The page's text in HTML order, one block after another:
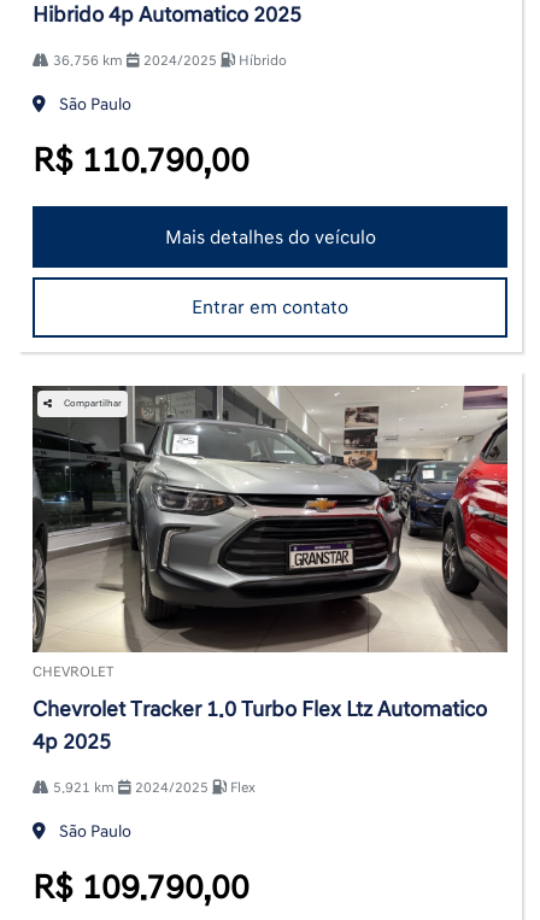
Hibrido 4p Automatico 2025
36.756 km 2024/2025 Híbrido
São Paulo
R$ 110.790,00
Mais detalhes do veículo
Entrar em contato
Compartilhar
CHEVROLET
Chevrolet Tracker 1.0 Turbo Flex Ltz Automatico
4p 2025
5.921 km 2024/2025 Flex
São Paulo
R$ 109.790,00